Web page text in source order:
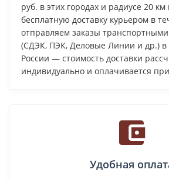
руб. в этих городах и радиусе 20
бесплатную доставку курьером в
отправляем заказы
(СДЭК, ПЭК, Деловые Линии и др.) в
России — стоимость доставки
индивидуально и оплачивается
Удобная